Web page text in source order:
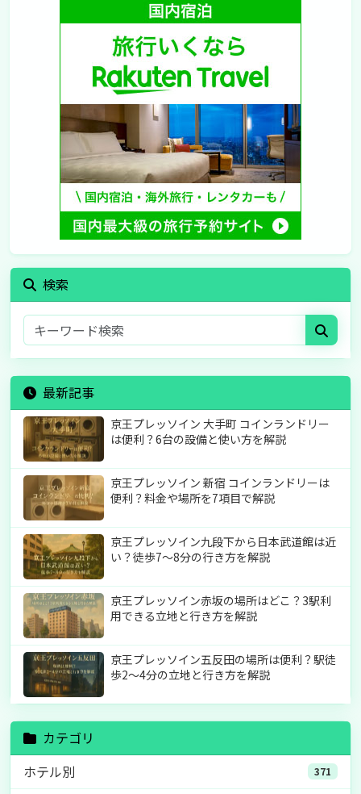
検索
最新記事
京王プレッソイン 大手町 コインランドリー
は便利？6台の設備と使い方を解説
京王プレッソイン 新宿 コインランドリーは
便利？料金や場所を7項目で解説
京王プレッソイン九段下から日本武道館は近
い？徒歩7〜8分の行き方を解説
京王プレッソイン赤坂の場所はどこ？3駅利
用できる立地と行き方を解説
京王プレッソイン五反田の場所は便利？駅徒
歩2〜4分の立地と行き方を解説
カテゴリ
ホテル別
371